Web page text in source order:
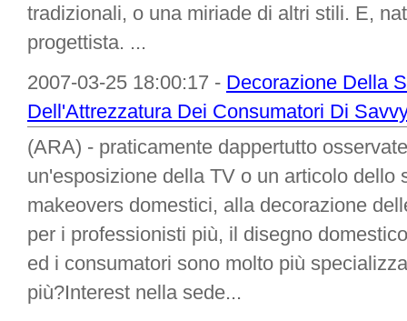
tradizionali, o una miriade di altri stili. E,
progettista. ...
2007-03-25 18:00:17 - Decorazione Della
Dell'Attrezzatura Dei Consumatori Di
(ARA) - praticamente dappertutto
un'esposizione della TV o un articolo dello
makeovers domestici, alla decorazione
per i professionisti più, il disegno
ed i consumatori sono molto più
più?Interest nella sede...